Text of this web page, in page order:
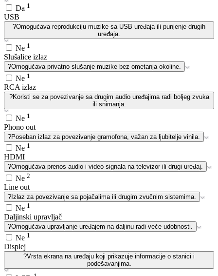
Da 1
USB
?Omogućava reprodukciju muzike sa USB uređaja ili punjenje drugih
uređaja.
Ne 1
Slušalice izlaz
?Omogućava privatno slušanje muzike bez ometanja okoline.
Ne 1
RCA izlaz
?Koristi se za povezivanje sa drugim audio uređajima radi boljeg zvuka
ili snimanja.
Ne 1
Phono out
?Poseban izlaz za povezivanje gramofona, važan za ljubitelje vinila.
Ne 1
HDMI
?Omogućava prenos audio i video signala na televizor ili drugi uređaj.
Ne 2
Line out
? Izlaz za povezivanje sa pojačalima ili drugim zvučnim sistemima.
Ne 1
Daljinski upravljač
?Omogućava upravljanje uređajem na daljinu radi veće udobnosti.
Ne 1
Displej
?Vrsta ekrana na uređaju koji prikazuje informacije o stanici i
podešavanjima.